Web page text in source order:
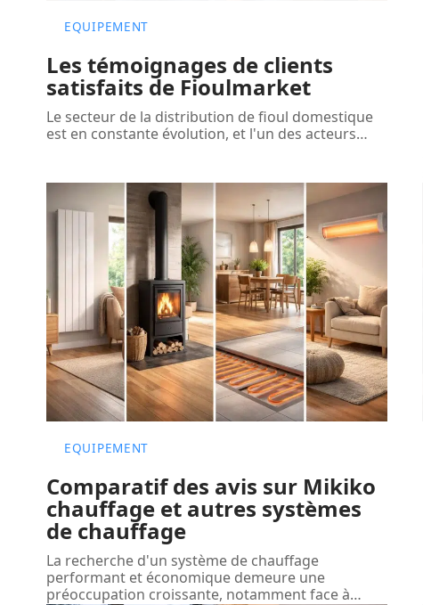
EQUIPEMENT
Les témoignages de clients
satisfaits de Fioulmarket
Le secteur de la distribution de fioul domestique
est en constante évolution, et l'un des acteurs…
EQUIPEMENT
Comparatif des avis sur Mikiko
chauffage et autres systèmes
de chauffage
La recherche d'un système de chauffage
performant et économique demeure une
préoccupation croissante, notamment face à…